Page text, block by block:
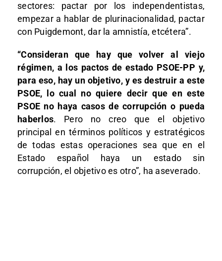
sectores: pactar por los independentistas,
empezar a hablar de plurinacionalidad, pactar
con Puigdemont, dar la amnistía, etcétera”.
“Consideran que hay que volver al viejo
régimen, a los pactos de estado PSOE-PP y,
para eso, hay un objetivo, y es destruir a este
PSOE, lo cual no quiere decir que en este
PSOE no haya casos de corrupción o pueda
haberlos. Pero no creo que el objetivo
principal en términos políticos y estratégicos
de todas estas operaciones sea que en el
Estado español haya un estado sin
corrupción, el objetivo es otro”, ha aseverado.